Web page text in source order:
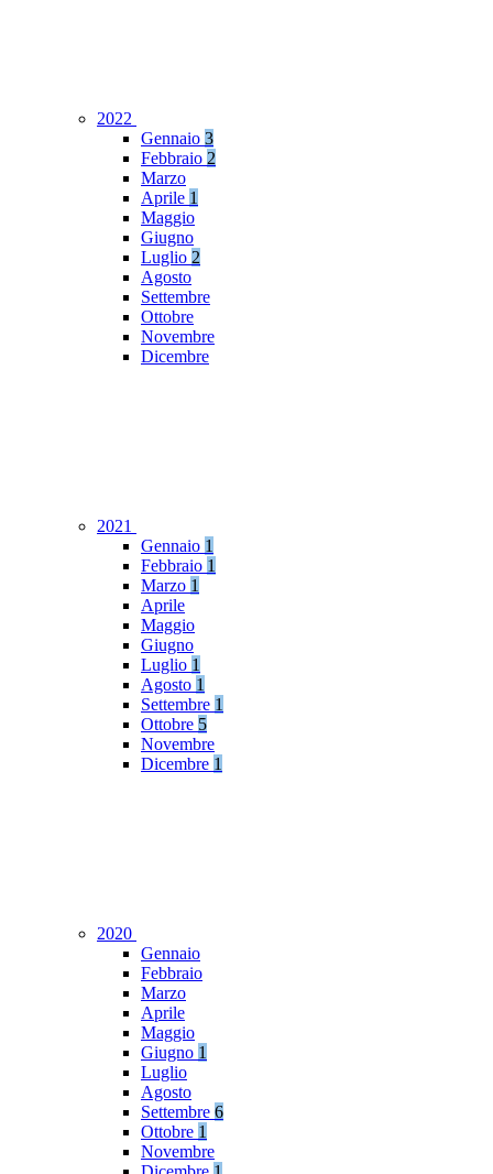
2022
Gennaio 3
Febbraio 2
Marzo
Aprile 1
Maggio
Giugno
Luglio 2
Agosto
Settembre
Ottobre
Novembre
Dicembre
2021
Gennaio 1
Febbraio 1
Marzo 1
Aprile
Maggio
Giugno
Luglio 1
Agosto 1
Settembre 1
Ottobre 5
Novembre
Dicembre 1
2020
Gennaio
Febbraio
Marzo
Aprile
Maggio
Giugno 1
Luglio
Agosto
Settembre 6
Ottobre 1
Novembre